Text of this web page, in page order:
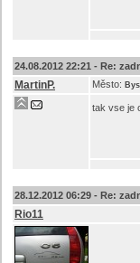
24.08.2012 22:21 - Re:
MartinP. Město:
tak vse je
28.12.2012 06:29 - Re:
Rio11